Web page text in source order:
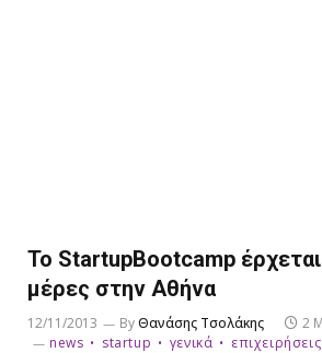
Το StartupBootcamp έρχεται
μέρες στην Αθήνα
12/11/2013 ByΘανάσης Τσολάκης
2
news
startup γενικά επιχειρήσεις